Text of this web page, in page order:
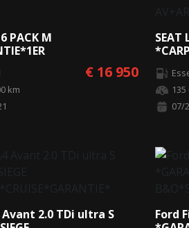
PACK M
km
€ 16 950
SEAT
07/
2.0 TDi ultra S
Ford